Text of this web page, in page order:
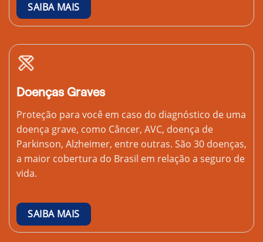
SAIBA MAIS
Doenças Graves
Proteção para você em caso do diagnóstico de uma
doença grave, como Câncer, AVC, doença de
Parkinson, Alzheimer, entre outras. São 30 doenças,
a maior cobertura do Brasil em relação a seguro de
vida.
SAIBA MAIS